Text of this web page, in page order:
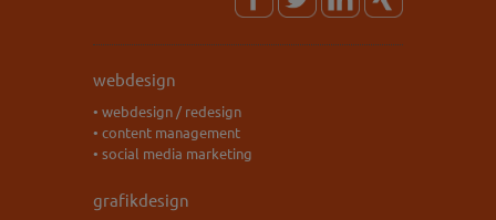
webdesign
• webdesign / redesign
• content management
• social media marketing
grafikdesign